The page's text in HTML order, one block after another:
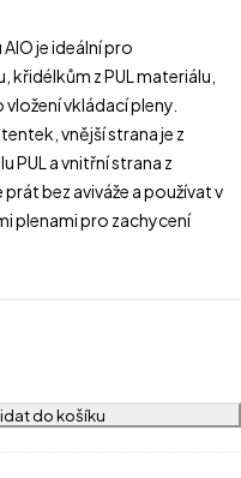
je ideální pro
z PUL materiálu,
vkládací pleny.
vnější strana je z
a vnitřní strana z
bez aviváže a používat v
plenami pro zachycení
do košíku